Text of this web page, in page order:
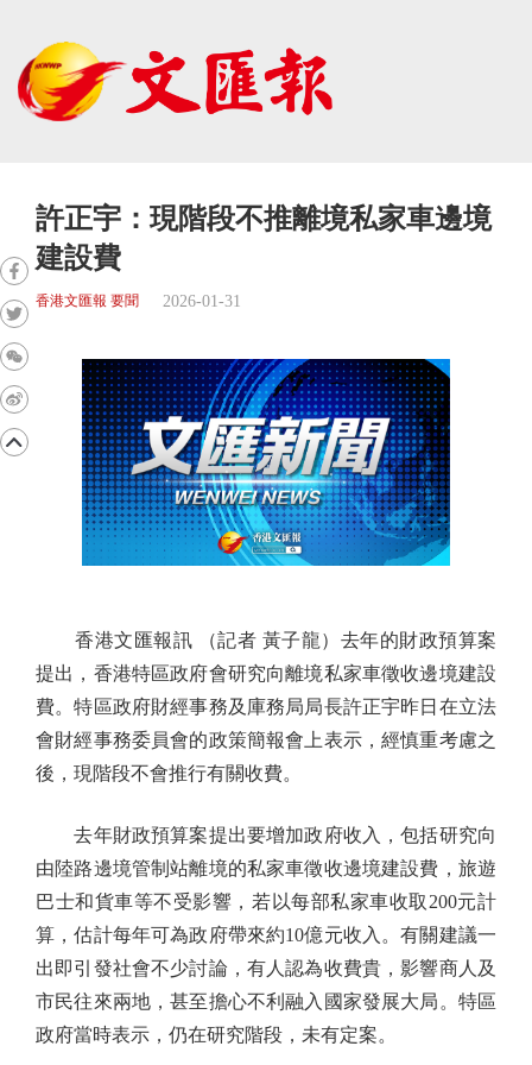
許正宇：現階段不推離境私家車邊境
建設費
香港文匯報 要聞 2026-01-31
香港文匯報訊 （記者 黃子龍）去年的財政預算案
提出，香港特區政府會研究向離境私家車徵收邊境建設
費。特區政府財經事務及庫務局局長許正宇昨日在立法
會財經事務委員會的政策簡報會上表示，經慎重考慮之
後，現階段不會推行有關收費。
去年財政預算案提出要增加政府收入，包括研究向
由陸路邊境管制站離境的私家車徵收邊境建設費，旅遊
巴士和貨車等不受影響，若以每部私家車收取200元計
算，估計每年可為政府帶來約10億元收入。有關建議一
出即引發社會不少討論，有人認為收費貴，影響商人及
市民往來兩地，甚至擔心不利融入國家發展大局。特區
政府當時表示，仍在研究階段，未有定案。